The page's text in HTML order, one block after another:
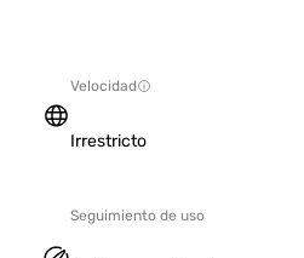
Velocidad
Irrestricto
Seguimiento de uso